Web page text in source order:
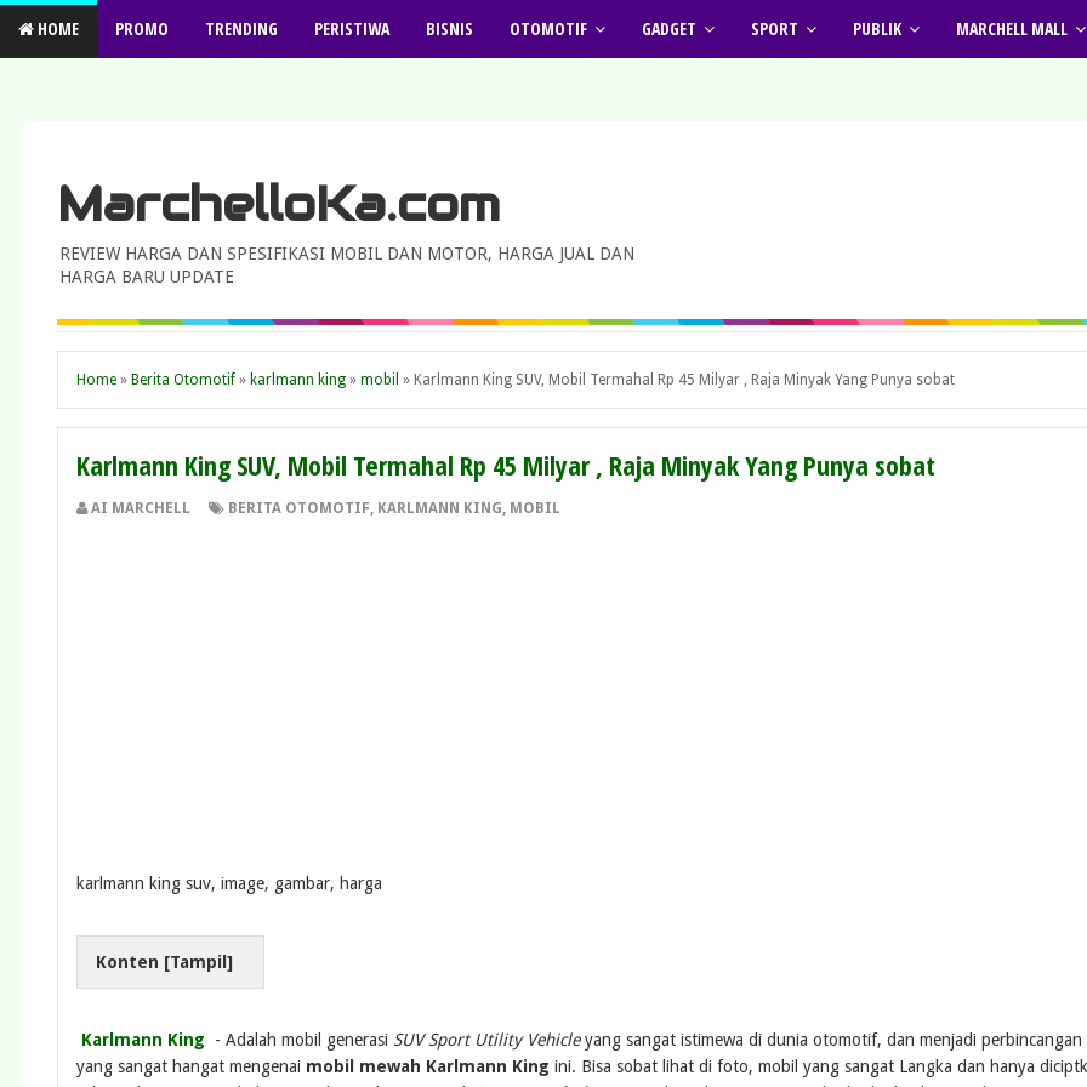
HOME PROMO TRENDING PERISTIWA BISNIS OTOMOTIF GADGET SPORT PUBLIK MARCHELL MALL
MarchelloKa.com
REVIEW HARGA DAN SPESIFIKASI MOBIL DAN MOTOR, HARGA JUAL DAN
HARGA BARU UPDATE
Home » Berita Otomotif » karlmann king » mobil » Karlmann King SUV, Mobil Termahal Rp 45 Milyar , Raja Minyak Yang Punya sobat
Karlmann King SUV, Mobil Termahal Rp 45 Milyar , Raja Minyak Yang Punya sobat
AI MARCHELL BERITA OTOMOTIF, KARLMANN KING, MOBIL
karlmann king suv, image, gambar, harga
Konten [Tampil ]
Karlmann King - Adalah mobil generasi SUV Sport Utility Vehicleyang sangat istimewa di dunia otomotif, dan menjadi perbincangan
yang sangat hangat mengenai mobil mewah Karlmann King ini. Bisa sobat lihat di foto, mobil yang sangat Langka dan hanya